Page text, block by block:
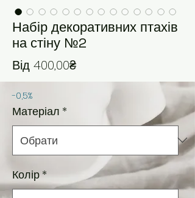
Набір декоративних птахів
на стіну №2
Від 400,00₴За розпродажем
-0,5%
Матеріал *
Колір*